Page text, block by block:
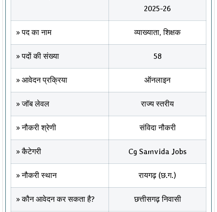
2025-26
» पद का नाम व्याख्याता, शिक्षक
» पदों की संख्या 58
» आवेदन प्रक्रिया ऑनलाइन
» जॉब लेवल राज्य स्तरीय
» नौकरी श्रेणी संविदा नौकरी
» कैटेगरी Cg Samvida Jobs
» नौकरी स्थान रायगढ़ (छ.ग.)
» कौन आवेदन कर सकता है? छत्तीसगढ़ निवासी